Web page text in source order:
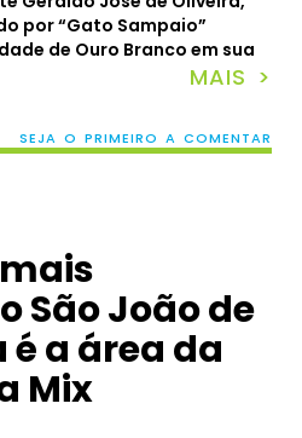
por “Gato Sampaio”
de Ouro Branco em sua
MAIS >
SEJA O PRIMEIRO A COMENTAR
São João de
é a área da
Mix